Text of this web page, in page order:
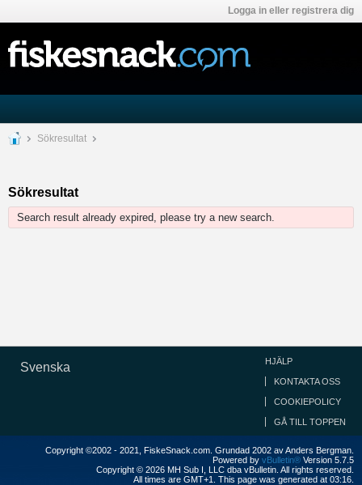
Logga in eller registrera dig
Sökresultat
Sökresultat
Search result already expired, please try a new search.
Svenska HJÄLP
KONTAKTA OSS
COOKIEPOLICY
GÅ TILL TOPPEN
Copyright ©2002 - 2021, FiskeSnack.com. Grundad 2002 av Anders Bergman.
Powered by vBulletin® Version 5.7.5
Copyright © 2026 MH Sub I, LLC dba vBulletin. All rights reserved.
All times are GMT+1. This page was generated at 03:16.